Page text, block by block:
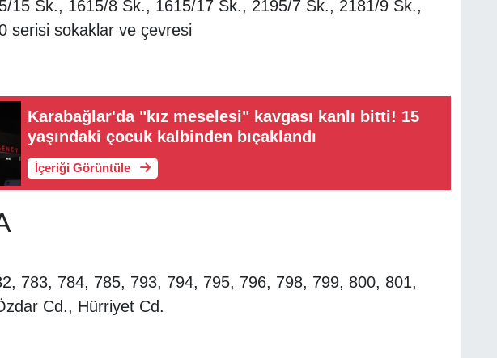
15 Sk., 1615/8 Sk., 1615/17 Sk., 2195/7 Sk., 2181/9 Sk.,
serisi sokaklar ve çevresi
Karabağlar'da "kız meselesi" kavgası kanlı bitti! 15
yaşındaki çocuk kalbinden bıçaklandı
İçeriği Görüntüle
783, 784, 785, 793, 794, 795, 796, 798, 799, 800, 801,
Cd., Hürriyet Cd.